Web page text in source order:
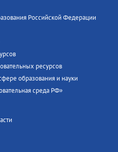
Российской Федерации
ресурсов
образования и науки
среда РФ»